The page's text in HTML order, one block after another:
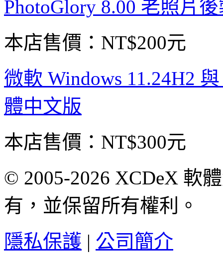
PhotoGlory 8.00 老照片
本店售價： NT$200元
微軟 Windows 11.24H2
體中文版
本店售價： NT$300元
© 2005-2026 XCDeX 軟
有，並保留所有權利。
隱私保護 | 公司簡介